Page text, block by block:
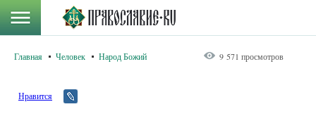
Главная Человек Народ Божий 9 571 просмотров
Нравится